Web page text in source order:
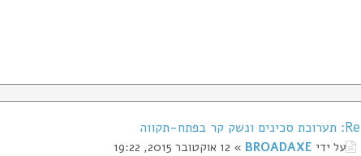
Re: תערוכת סכינים ונשק קר בפתח-תקווה
על ידי BROADAXE » 12 אוקטובר 2015, 19:22